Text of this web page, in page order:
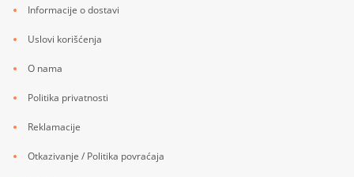
Informacije o dostavi
Uslovi korišćenja
O nama
Politika privatnosti
Reklamacije
Otkazivanje / Politika povraćaja